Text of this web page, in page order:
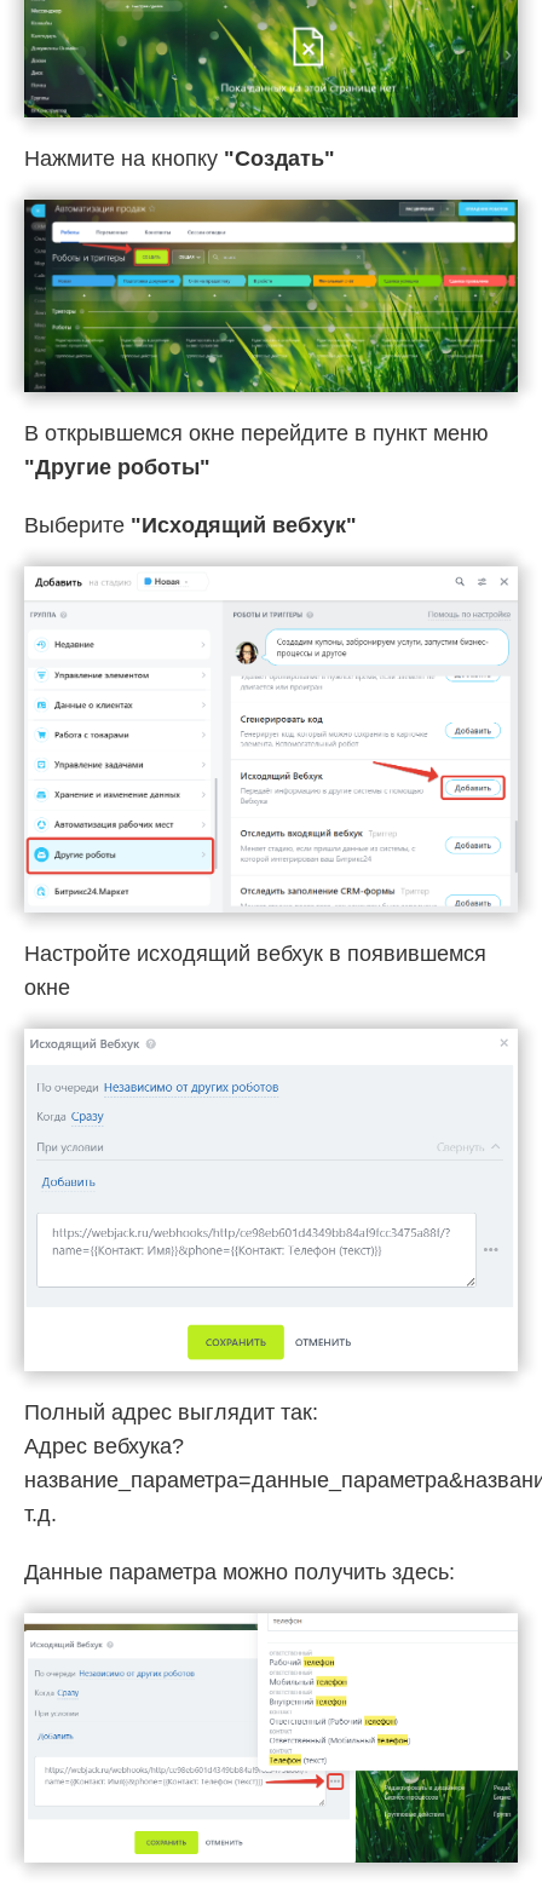
Нажмите на кнопку "Создать"
В открывшемся окне перейдите в пункт меню
"Другие роботы"
Выберите "Исходящий вебхук"
Настройте исходящий вебхук в появившемся
окне
Полный адрес выглядит так:
Адрес вебхука?
т.д.
Данные параметра можно получить здесь: